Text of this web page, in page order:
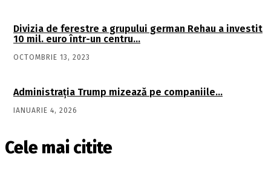
Divizia de ferestre a grupului german Rehau a investit
10 mil. euro într-un centru…
OCTOMBRIE 13, 2023
Administraţia Trump mizează pe companiile…
IANUARIE 4, 2026
Cele mai citite